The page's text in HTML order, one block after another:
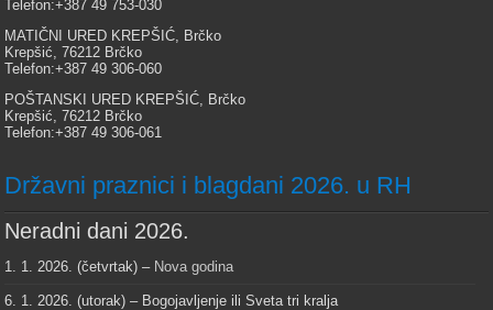
Telefon:+387 49 753-030
MATIČNI URED KREPŠIĆ, Brčko
Krepšić, 76212 Brčko
Telefon:+387 49 306-060
POŠTANSKI URED KREPŠIĆ, Brčko
Krepšić, 76212 Brčko
Telefon:+387 49 306-061
Državni praznici i blagdani 2026. u RH
Neradni dani 2026.
1. 1. 2026. (četvrtak) – Nova godina
6. 1. 2026. (utorak) – Bogojavljenje ili Sveta tri kralja